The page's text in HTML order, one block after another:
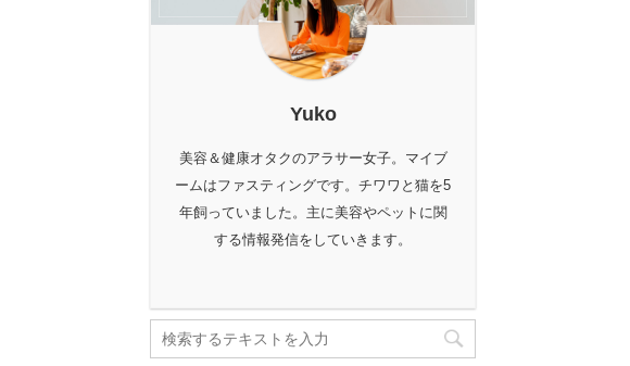
Yuko
美容＆健康オタクのアラサー女子。マイブ
ームはファスティングです。チワワと猫を5
年飼っていました。主に美容やペットに関
する情報発信をしていきます。